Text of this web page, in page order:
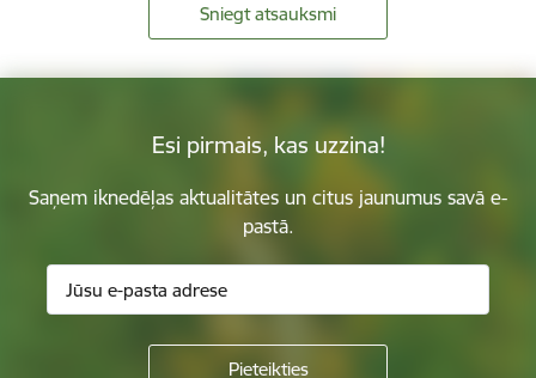
Sniegt atsauksmi
Esi pirmais, kas uzzina!
Saņem iknedēļas aktualitātes un citus jaunumus savā e-
pastā.